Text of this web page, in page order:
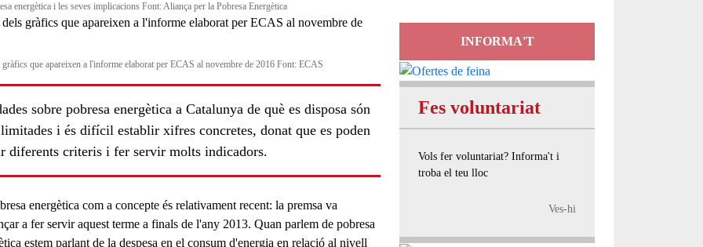
energètica i les seves implicacions Font: Aliança per la Pobresa Energètica
que apareixen a l'informe elaborat per ECAS al novembre de 2016 Font: ECAS
sobre pobresa energètica a Catalunya de què es disposa són
i és difícil establir xifres concretes, donat que es poden
diferents criteris i fer servir molts indicadors.
energètica com a concepte és relativament recent: la premsa va
a fer servir aquest terme a finals de l'any 2013. Quan parlem de pobresa
estem parlant de la despesa en el consum d'energia en relació al nivell
INFORMA'T
Fes voluntariat
Vols fer voluntariat? Informa't i
troba el teu lloc
Ves-hi